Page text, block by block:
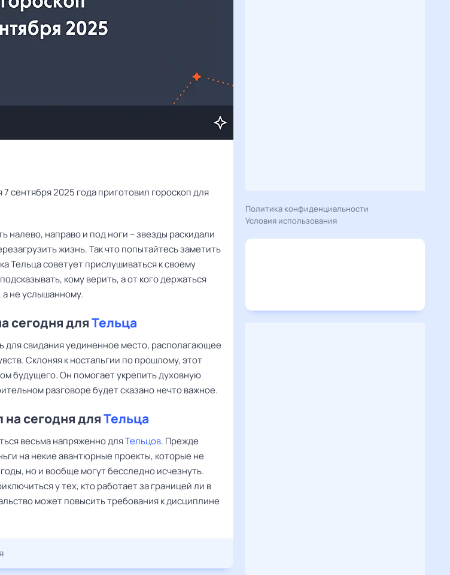
налево, направо и под ноги – звезды раскидали
жизнь. Так что попытайтесь заметить
Тельца советует прислушиваться к своему
кому верить, а от кого держаться
не услышанному.
сегодня дляТельца
для свидания уединенное место, располагающее
Склоняя к ностальгии по прошлому, этот
будущего. Он помогает укрепить духовную
разговоре будет сказано нечто важное.
сегодня дляТельца
весьма напряженно дляТельцов. Прежде
на некие авантюрные проекты, которые не
но и вообще могут бесследно исчезнуть.
у тех, кто работает за границей ли в
может повысить требования к дисциплине
Политика конфиденциальности
Условия использования